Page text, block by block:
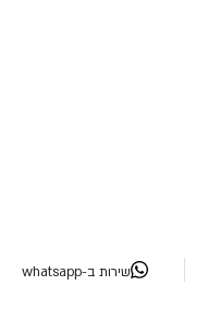
שירות ב-whatsapp